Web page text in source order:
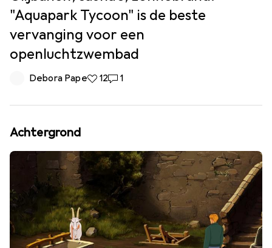
"Aquapark Tycoon" is de beste
vervanging voor een
openluchtzwembad
Debora Pape12 Likes
121 Reactie
1
Achtergrond